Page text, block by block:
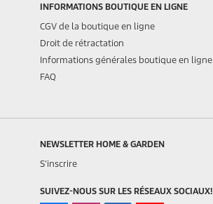
INFORMATIONS BOUTIQUE EN LIGNE
CGV de la boutique en ligne
Droit de rétractation
Informations générales boutique en ligne
FAQ
NEWSLETTER HOME & GARDEN
S'inscrire
SUIVEZ-NOUS SUR LES RÉSEAUX SOCIAUX!